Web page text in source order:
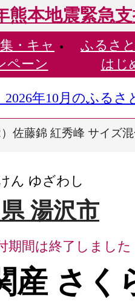
熊本地震緊急
・ キャ
ペーン
ふるさ
はじ
2026年10月のふる
佐藤錦 紅秀峰 サイズ
ん ゆざわし
湯沢市
期間は終了しました
産 さく